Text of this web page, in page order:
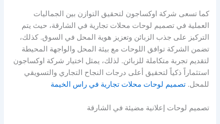
كما تسعى شركة اوكساجون لتحقيق التوازن بين الجماليات
العملية في تصميم لوحات محلات تجارية في الشارقة، حيث يتم
التركيز على جذب الزبائن وتعزيز هوية المحل في السوق. كذلك،
تضمن الشركة توافق اللوحات مع بيئة المحل والواجهة المحيطة
لتقديم تجربة متكاملة للزبائن. لذلك، يمثل اختيار شركة اوكساجون
استثماراً ذكياً لتحقيق أعلى درجات النجاح التجاري والتسويقي
للمحل.تصميم لوحات محلات تجارية في راس الخيمة
تصميم لوحات إعلانية مضيئة في الشارقة